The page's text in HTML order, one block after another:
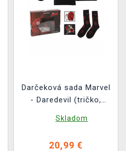
Darčeková sada Marvel
- Daredevil (tričko,
ponožky) (veľkosť M)
Skladom
20,99 €